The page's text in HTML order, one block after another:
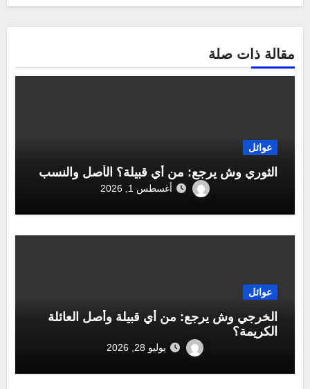
مقالة ذات صلة
عوائل
الثوري وش يرجع: من أي قبيلة؟ الأصل والنسب
أغسطس 1, 2026
عوائل
الخرجي وش يرجع: من أي قبيلة وأصل العائلة
الكريمة؟
يوليو 28, 2026